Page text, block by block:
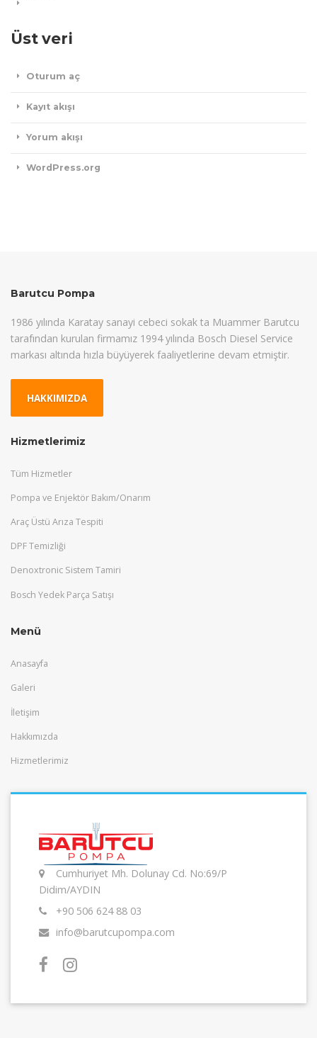
Üst veri
Oturum aç
Kayıt akışı
Yorum akışı
WordPress.org
Barutcu Pompa
1986 yılında Karatay sanayi cebeci sokak ta Muammer Barutcu
tarafından kurulan firmamız 1994 yılında Bosch Diesel Service
markası altında hızla büyüyerek faaliyetlerine devam etmiştir.
HAKKIMIZDA
Hizmetlerimiz
Tüm Hizmetler
Pompa ve Enjektör Bakım/Onarım
Araç Üstü Arıza Tespiti
DPF Temizliği
Denoxtronic Sistem Tamiri
Bosch Yedek Parça Satışı
Menü
Anasayfa
Galeri
İletişim
Hakkımızda
Hizmetlerimiz
Cumhuriyet Mh. Dolunay Cd. No:69/P
Didim/AYDIN
+90 506 624 88 03
info@barutcupompa.com